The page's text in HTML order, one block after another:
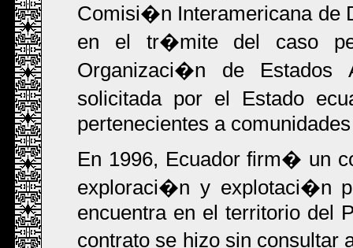
Comisi�n Interamericana de
en el tr�mite del caso
Organizaci�n de Estados
solicitada por el Estado
pertenecientes a
En 1996, Ecuador firm� un
exploraci�n y explotaci�n
encuentra en el territorio del
contrato se hizo sin consultar